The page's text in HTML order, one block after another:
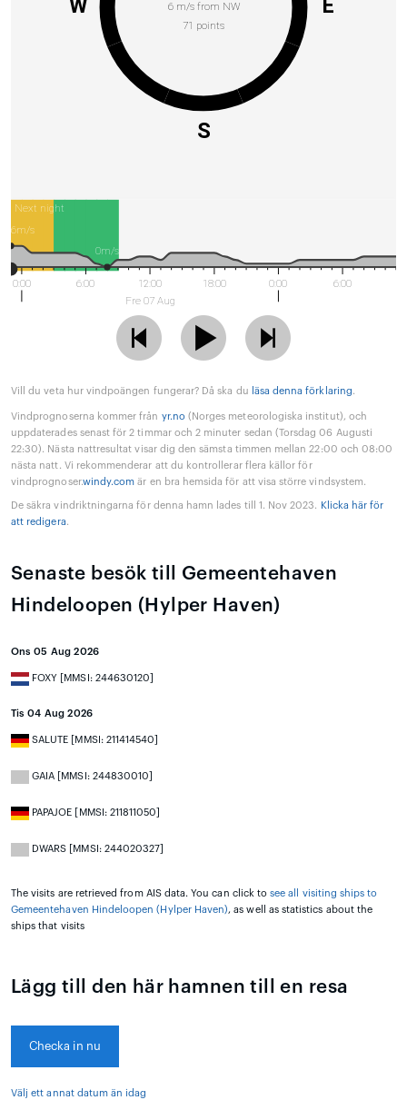
6 m/s from NW
71 points
E
S
W
Next night
0:00 6:00
12:00
Fre 07 Aug
18:00 0:00 6:00
6m/s
0m/s
Vill du veta hur vindpoängen fungerar? Då ska du läsa denna förklaring.
Vindprognoserna kommer från yr.no (Norges meteorologiska institut), och
uppdaterades senast för 2 timmar och 2 minuter sedan (Torsdag 06 Augusti
22:30). Nästa nattresultat visar dig den sämsta timmen mellan 22:00 och 08:00
nästa natt. Vi rekommenderar att du kontrollerar flera källor för
vindprognoser.windy.com är en bra hemsida för att visa större vindsystem.
De säkra vindriktningarna för denna hamn lades till 1. Nov 2023.
Klicka här för
att redigera.
Senaste besök till Gemeentehaven
Hindeloopen (Hylper Haven)
Ons 05 Aug 2026
FOXY [MMSI: 244630120]
Tis 04 Aug 2026
SALUTE [MMSI: 211414540]
GAIA [MMSI: 244830010]
PAPAJOE [MMSI: 211811050]
DWARS [MMSI: 244020327]
The visits are retrieved from AIS data. You can click tosee all visiting ships to
Gemeentehaven Hindeloopen (Hylper Haven), as well as statistics about the
ships that visits
Lägg till den här hamnen till en resa
Checka in nu
Välj ett annat datum än idag